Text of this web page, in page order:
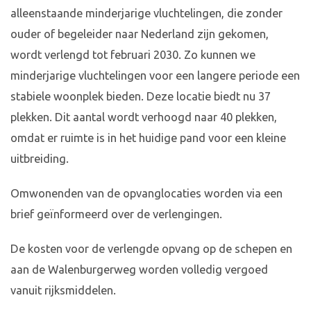
alleenstaande minderjarige vluchtelingen, die zonder
ouder of begeleider naar Nederland zijn gekomen,
wordt verlengd tot februari 2030. Zo kunnen we
minderjarige vluchtelingen voor een langere periode een
stabiele woonplek bieden. Deze locatie biedt nu 37
plekken. Dit aantal wordt verhoogd naar 40 plekken,
omdat er ruimte is in het huidige pand voor een kleine
uitbreiding.
Omwonenden van de opvanglocaties worden via een
brief geïnformeerd over de verlengingen.
De kosten voor de verlengde opvang op de schepen en
aan de Walenburgerweg worden volledig vergoed
vanuit rijksmiddelen.